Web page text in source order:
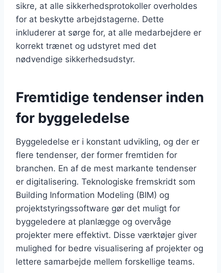
sikre, at alle sikkerhedsprotokoller overholdes
for at beskytte arbejdstagerne. Dette
inkluderer at sørge for, at alle medarbejdere er
korrekt trænet og udstyret med det
nødvendige sikkerhedsudstyr.
Fremtidige tendenser inden
for byggeledelse
Byggeledelse er i konstant udvikling, og der er
flere tendenser, der former fremtiden for
branchen. En af de mest markante tendenser
er digitalisering. Teknologiske fremskridt som
Building Information Modeling (BIM) og
projektstyringssoftware gør det muligt for
byggeledere at planlægge og overvåge
projekter mere effektivt. Disse værktøjer giver
mulighed for bedre visualisering af projekter og
lettere samarbejde mellem forskellige teams.